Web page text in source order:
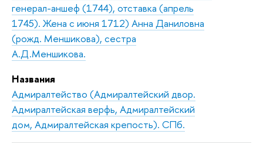
генерал-аншеф (1744), отставка (апрель
1745). Жена с июня 1712) Анна Даниловна
(рожд. Меншикова), сестра
А.Д.Меншикова.
Названия
Адмиралтейство (Адмиралтейский двор.
Адмиралтейская верфь, Адмиралтейский
дом, Адмиралтейская крепость). СПб.